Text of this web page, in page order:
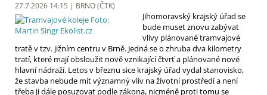
27.7.2026 14:15 | BRNO (ČTK)
Jihomoravský krajský úřad se
bude muset znovu zabývat
vlivy plánované tramvajové
tratě v tzv. jižním centru v Brně. Jedná se o zhruba dva kilometry
tratí, které mají obsloužit nově vznikající čtvrť a plánované nové
hlavní nádraží. Letos v březnu sice krajský úřad vydal stanovisko,
že stavba nebude mít významný vliv na životní prostředí a není
třeba ji dále posuzovat podle zákona, nicméně proti tomu se